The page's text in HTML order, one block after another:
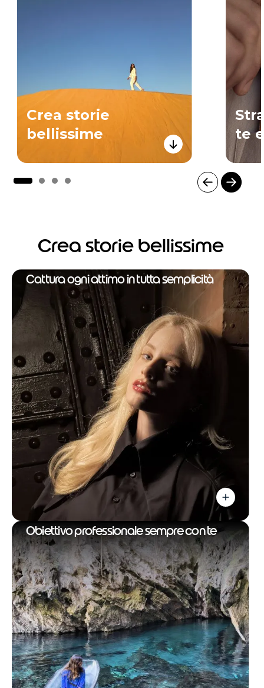
Crea storie
bellissime
te
Crea storie bellissime
Cattura ogni attimo in tutta semplicità
Obiettivo professionale sempre con te